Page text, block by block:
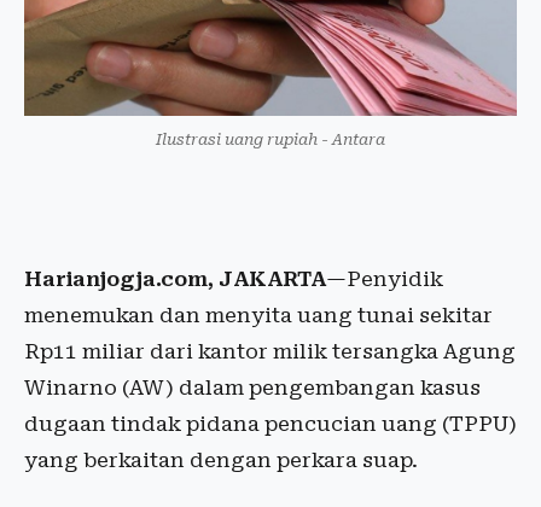
Ilustrasi uang rupiah - Antara
Harianjogja.com, JAKARTA—Penyidik
menemukan dan menyita uang tunai sekitar
Rp11 miliar dari kantor milik tersangka Agung
Winarno (AW) dalam pengembangan kasus
dugaan tindak pidana pencucian uang (TPPU)
yang berkaitan dengan perkara suap.